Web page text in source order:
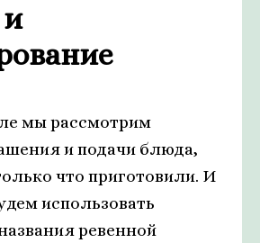
мы рассмотрим
и подачи блюда,
что приготовили. И
использовать
ревенной